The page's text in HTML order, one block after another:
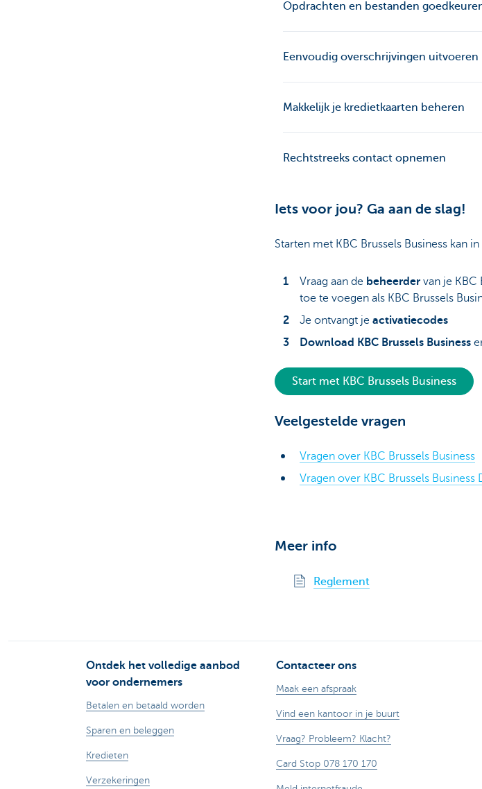
Opdrachten en bestanden
Eenvoudig overschrijvingen uitvoeren
Makkelijk je kredietkaarten beheren
Rechtstreeks contact opnemen
Iets voor jou? Ga aan de slag!
Starten met KBC Brussels Business kan in
Vraag aan de beheerdervan je KBC
toe te voegen als KBC Brussels
Je ontvangt je activatiecodes
Download KBC Brussels Business
Start met KBC Brussels Business
Veelgestelde vragen
Vragen over KBC Brussels Business
Vragen over KBC Brussels Business
Meer info
Reglement
Ontdek het volledige aanbod
voor ondernemers
Betalen en betaald worden
Sparen en beleggen
Kredieten
Verzekeringen
Contacteer ons
Maak een afspraak
Vind een kantoor in je buurt
Vraag? Probleem? Klacht?
Card Stop 078 170 170